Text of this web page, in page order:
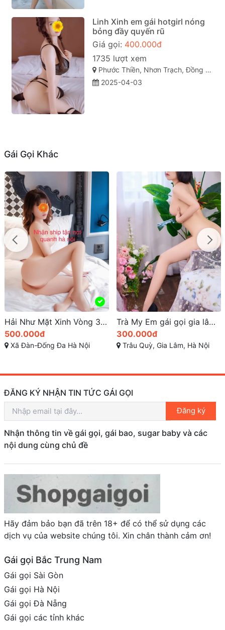
Linh Xinh em gái hotgirl nóng
bỏng đầy quyến rũ
Giá gọi: 400.000đ
1735 lượt xem
Phước Thiền, Nhơn Trạch, Đồng Nai
2025-04-03
Gái Gọi Khác
Trà My Em gái gọi gia lâm xinh dâm ngọt ngào
300.000đ
Trâu Quỳ, Gia Lâm, Hà Nội
Quỳnh Anh Gái Gọi Hà Nội Xinh Dâm MS 206
700.000đ
Phố Kim Ngưu, Vĩnh Tuy, Hai Bà Trưng, Hà Nội,
ĐĂNG KÝ NHẬN TIN TỨC GÁI GỌI
Đăng ký
Nhận thông tin về gái gọi, gái bao, sugar baby và các
nội dung cùng chủ đề
Hãy đảm bảo bạn đã trên 18+ để có thể sử dụng các
dịch vụ của website chúng tôi. Xin chân thành cảm ơn!
Gái gọi Bắc Trung Nam
Gái gọi Sài Gòn
Gái gọi Hà Nội
Gái gọi Đà Nẵng
Gái gọi các tỉnh khác